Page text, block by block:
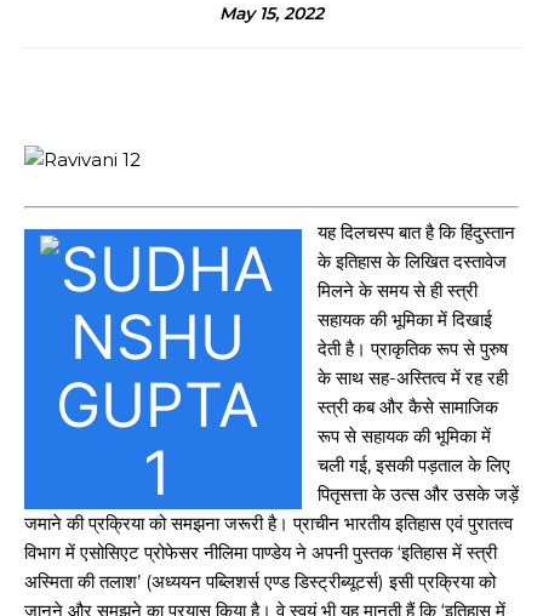
May 15, 2022
यह दिलचस्प बात है कि हिंदुस्तान
के इतिहास के लिखित दस्तावेज
मिलने के समय से ही स्त्री
सहायक की भूमिका में दिखाई
देती है। प्राकृतिक रूप से पुरुष
के साथ सह-अस्तित्व में रह रही
स्त्री कब और कैसे सामाजिक
रूप से सहायक की भूमिका में
चली गई, इसकी पड़ताल के लिए
पितृसत्ता के उत्स और उसके जड़ें
जमाने की प्रक्रिया को समझना जरूरी है। प्राचीन भारतीय इतिहास एवं पुरातत्व
विभाग में एसोसिएट प्रोफेसर नीलिमा पाण्डेय ने अपनी पुस्तक ‘इतिहास में स्त्री
अस्मिता की तलाश’ (अध्ययन पब्लिशर्स एण्ड डिस्ट्रीब्यूटर्स) इसी प्रक्रिया को
जानने और समझने का प्रयास किया है। वे स्वयं भी यह मानती हैं कि ‘इतिहास में